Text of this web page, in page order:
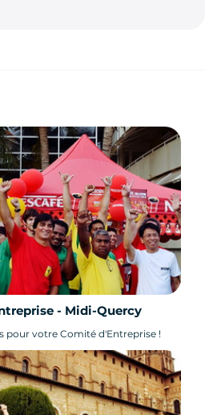
- Midi-Quercy
pour votre Comité d'Entreprise !